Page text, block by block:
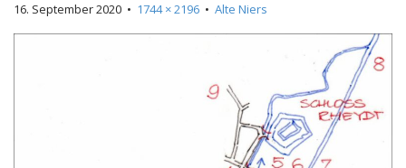
16. September 2020 • 1744 × 2196 • Alte Niers